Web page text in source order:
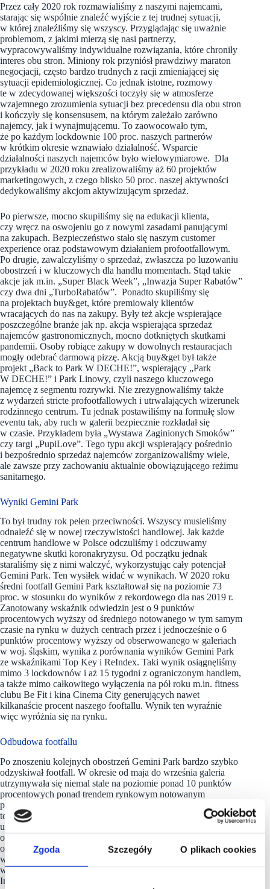
Zgoda Szczegóły O plikach cookies
Przez cały 2020 rok rozmawialiśmy z naszymi najemcami,
starając się wspólnie znaleźć wyjście z tej trudnej sytuacji,
w której znaleźliśmy się wszyscy. Przyglądając się uważnie
problemom, z jakimi mierzą się nasi partnerzy,
wypracowywaliśmy indywidualne rozwiązania, które chroniły
interes obu stron. Miniony rok przyniósł prawdziwy maraton
negocjacji, często bardzo trudnych z racji zmieniającej się
sytuacji epidemiologicznej. Co jednak istotne, rozmowy
te w zdecydowanej większości toczyły się w atmosferze
wzajemnego zrozumienia sytuacji bez precedensu dla obu stron
i kończyły się konsensusem, na którym zależało zarówno
najemcy, jak i wynajmującemu. To zaowocowało tym,
że po każdym lockdownie 100 proc. naszych partnerów
w krótkim okresie wznawiało działalność. Wsparcie
działalności naszych najemców było wielowymiarowe. Dla
przykładu w 2020 roku zrealizowaliśmy aż 60 projektów
marketingowych, z czego blisko 50 proc. naszej aktywności
dedykowaliśmy akcjom aktywizującym sprzedaż.
Po pierwsze, mocno skupiliśmy się na edukacji klienta,
czy wręcz na oswojeniu go z nowymi zasadami panującymi
na zakupach. Bezpieczeństwo stało się naszym customer
experience oraz podstawowym działaniem profootfallowym.
Po drugie, zawalczyliśmy o sprzedaż, zwłaszcza po luzowaniu
obostrzeń i w kluczowych dla handlu momentach. Stąd takie
akcje jak m.in. „Super Black Week”, „Inwazja Super Rabatów”
czy dwa dni „TurboRabatów”. Ponadto skupiliśmy się
na projektach buy&get, które premiowały klientów
wracających do nas na zakupy. Były też akcje wspierające
poszczególne branże jak np. akcja wspierająca sprzedaż
najemców gastronomicznych, mocno dotkniętych skutkami
pandemii. Osoby robiące zakupy w dowolnych restauracjach
mogły odebrać darmową pizzę. Akcją buy&get był także
projekt „Back to Park W DECHE!”, wspierający „Park
W DECHE!” i Park Linowy, czyli naszego kluczowego
najemcę z segmentu rozrywki. Nie zrezygnowaliśmy także
z wydarzeń stricte profootfallowych i utrwalających wizerunek
rodzinnego centrum. Tu jednak postawiliśmy na formułę slow
eventu tak, aby ruch w galerii bezpiecznie rozkładał się
w czasie. Przykładem była „Wystawa Zaginionych Smoków”
czy targi „PupiLove”. Tego typu akcji wspierający pośrednio
i bezpośrednio sprzedaż najemców zorganizowaliśmy wiele,
ale zawsze przy zachowaniu aktualnie obowiązującego reżimu
sanitarnego.
Wyniki Gemini Park
To był trudny rok pełen przeciwności. Wszyscy musieliśmy
odnaleźć się w nowej rzeczywistości handlowej. Jak każde
centrum handlowe w Polsce odczuliśmy i odczuwamy
negatywne skutki koronakryzysu. Od początku jednak
staraliśmy się z nimi walczyć, wykorzystując cały potencjał
Gemini Park. Ten wysiłek widać w wynikach. W 2020 roku
średni footfall Gemini Park kształtował się na poziomie 73
proc. w stosunku do wyników z rekordowego dla nas 2019 r.
Zanotowany wskaźnik odwiedzin jest o 9 punktów
procentowych wyższy od średniego notowanego w tym samym
czasie na rynku w dużych centrach przez i jednocześnie o 6
punktów procentowy wyższy od obserwowanego w galeriach
w woj. śląskim, wynika z porównania wyników Gemini Park
ze wskaźnikami Top Key i ReIndex. Taki wynik osiągnęliśmy
mimo 3 lockdownów i aż 15 tygodni z ograniczonym handlem,
a także mimo całkowitego wyłączenia na pół roku m.in. fitness
clubu Be Fit i kina Cinema City generujących nawet
kilkanaście procent naszego fooftallu. Wynik ten wyraźnie
więc wyróżnia się na rynku.
Odbudowa footfallu
Po znoszeniu kolejnych obostrzeń Gemini Park bardzo szybko
odzyskiwał footfall. W okresie od maja do września galeria
utrzymywała się niemal stale na poziomie ponad 10 punktów
procentowych ponad trendem rynkowym notowanym
przez Retail Institute, Top Key i PRCH. Przełożyło się
to na obroty, które już w lipcu osiągnęły poziom 99 proc.
ubiegłorocznych. Również w okresie lockdownów, wskaźnik
odwiedzin w Gemini Park był wyższy, aniżeli ten
obserwowany na rynku. Przykładem jest listopad,
w którym zanotowano footfall o 5 punktów procentowy
wyższy od tego obserwowanego w tym czasie prze Retail
Insitute w dużych galeriach. To efekt m.in. współpracy